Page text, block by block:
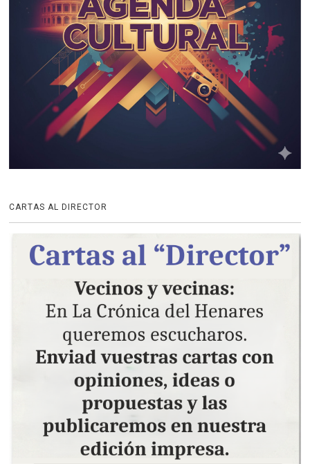
CARTAS AL DIRECTOR